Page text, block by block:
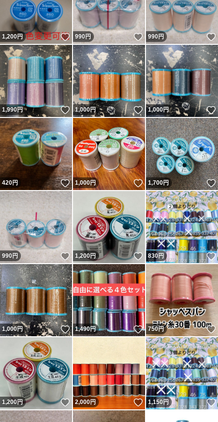
1,200円 いいね！
990円 いいね！
990円
1,990円 いいね！
1,000円 いいね！
1,000円
420円 いいね！
1,000円 いいね！
1,700円
990円 いいね！
1,200円 いいね！
830円
1,000円 いいね！
1,490円 いいね！
750円
1,200円 いいね！
2,000円 いいね！
1,150 円